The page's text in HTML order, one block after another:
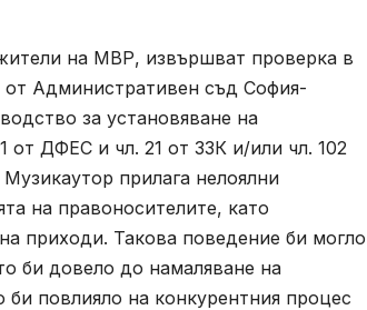
на МВР, извършват проверка в
Административен съд София-
за установяване на
от ДФЕС и чл. 21 от ЗЗК и/или чл. 102
прилага нелоялни
на правоносителите, като
приходи. Такова поведение би могло
би довело до намаляване на
повлияло на конкурентния процес